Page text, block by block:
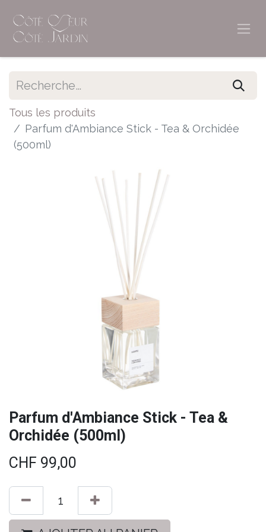
Tous les produits
Parfum d'Ambiance Stick - Tea & Orchidée
(500ml)
Parfum d'Ambiance Stick - Tea &
Orchidée (500ml)
CHF 99,00